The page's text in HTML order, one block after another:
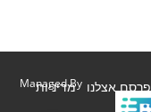
פרסם אצלנו מדיניות
Managed By